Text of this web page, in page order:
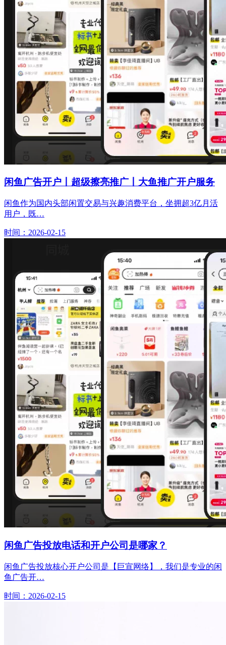
闲鱼广告开户丨超级擦亮推广丨大鱼推广开户服务
闲鱼作为国内头部闲置交易与兴趣消费平台，坐拥超3亿月活
用户，既…
时间：2026-02-15
闲鱼广告投放电话和开户公司是哪家？
闲鱼广告投放核心开户公司是【巨宣网络】，我们是专业的闲
鱼广告开…
时间：2026-02-15